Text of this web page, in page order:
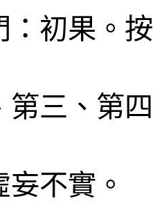
：初果。
第三、第
妄不實。